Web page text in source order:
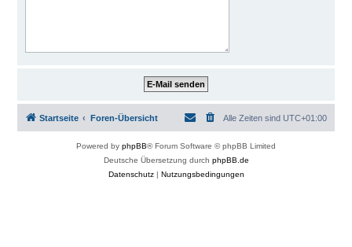
Startseite Foren-Übersicht Alle Zeiten sind UTC+01:00
Powered by phpBB® Forum Software © phpBB Limited
Deutsche Übersetzung durch phpBB.de
Datenschutz| Nutzungsbedingungen